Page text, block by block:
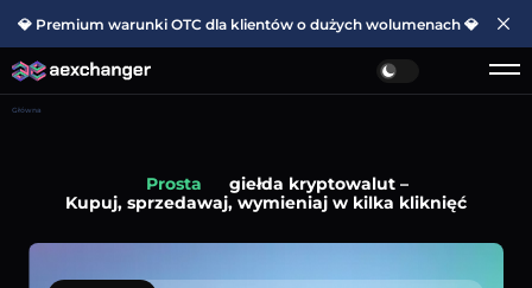
💎 Premium warunki OTC dla klientów o dużych wolumenach 💎
Główna
Prosta
giełda kryptowalut –
Kupuj, sprzedawaj, wymieniaj w kilka kliknięć